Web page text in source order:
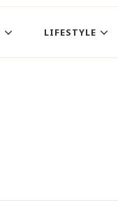
LIFESTYLE